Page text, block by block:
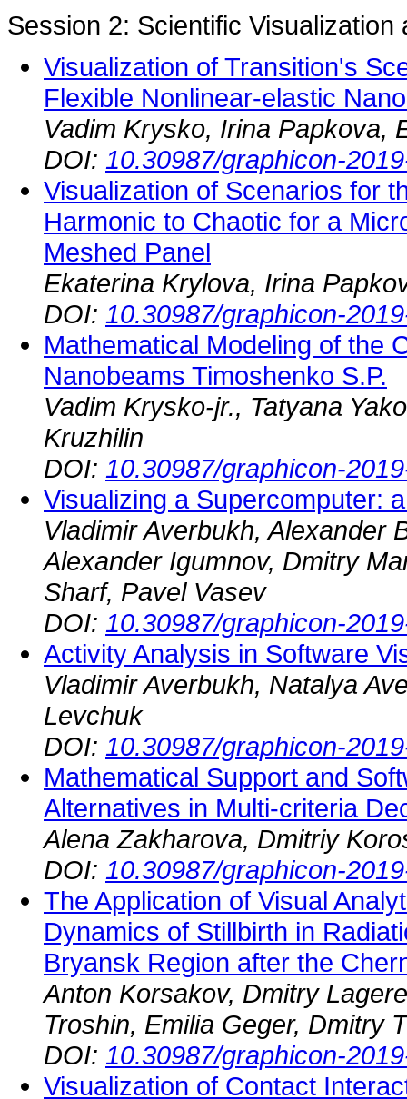
Session 2: Scientific Visualization
Visualization of Transition's
Flexible Nonlinear-elastic
Vadim Krysko, Irina Papkova,
DOI: 10.30987/graphicon-
Visualization of Scenarios for
Harmonic to Chaotic for a
Meshed Panel
Ekaterina Krylova, Irina
DOI: 10.30987/graphicon-
Mathematical Modeling of the
Nanobeams Timoshenko S.P.
Vadim Krysko-jr., Tatyana
Kruzhilin
DOI: 10.30987/graphicon-
Visualizing a Supercomputer:
Vladimir Averbukh, Alexander
Alexander Igumnov, Dmitry
Sharf, Pavel Vasev
DOI: 10.30987/graphicon-
Activity Analysis in Software
Vladimir Averbukh, Natalya
Levchuk
DOI: 10.30987/graphicon-
Mathematical Support and
Alternatives in Multi-criteria
Alena Zakharova, Dmitriy
DOI: 10.30987/graphicon-
The Application of Visual
Dynamics of Stillbirth in
Bryansk Region after the
Anton Korsakov, Dmitry
Troshin, Emilia Geger, Dmitry
DOI: 10.30987/graphicon-
Visualization of Contact